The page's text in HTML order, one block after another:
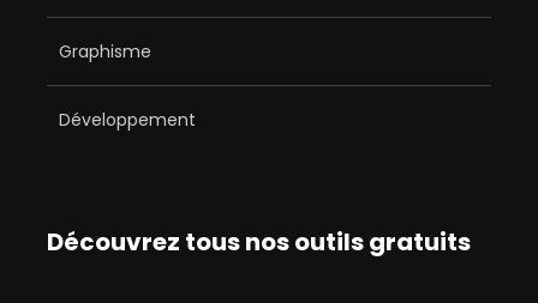
Graphisme
Développement
Découvrez tous nos outils gratuits